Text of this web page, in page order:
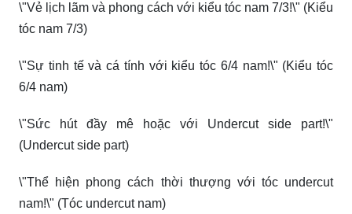
\"Vẻ lịch lãm và phong cách với kiểu tóc nam 7/3!\" (Kiểu
tóc nam 7/3)
\"Sự tinh tế và cá tính với kiểu tóc 6/4 nam!\" (Kiểu tóc
6/4 nam)
\"Sức hút đầy mê hoặc với Undercut side part!\"
(Undercut side part)
\"Thể hiện phong cách thời thượng với tóc undercut
nam!\" (Tóc undercut nam)